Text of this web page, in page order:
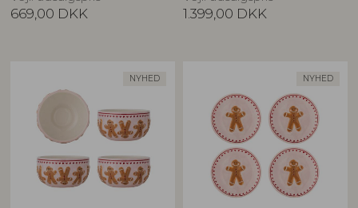
669,00 DKK 1.399,00 DKK
NYHED NYHED